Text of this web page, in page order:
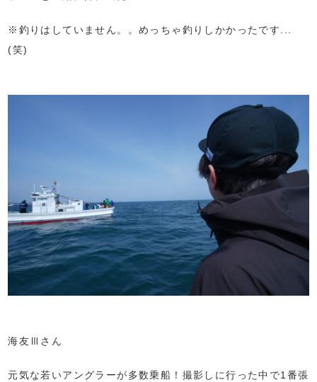
※釣りはしていません。。めっちゃ釣りしかかったです...
(笑)
海友Ⅲさん
元気な若いアングラーが多数乗船！撮影しに行った中で1番張